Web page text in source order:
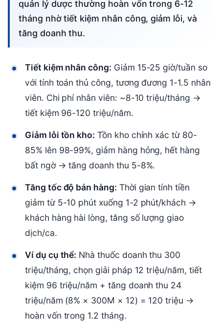
quản lý dược thường hoàn vốn trong 6-12
tháng nhờ tiết kiệm nhân công, giảm lỗi, và
tăng doanh thu.
Tiết kiệm nhân công: Giảm 15-25 giờ/tuần so
với tính toán thủ công, tương đương 1-1.5 nhân
viên. Chi phí nhân viên: ~8-10 triệu/tháng →
tiết kiệm 96-120 triệu/năm.
Giảm lỗi tồn kho: Tồn kho chính xác từ 80-
85% lên 98-99%, giảm hàng hỏng, hết hàng
bất ngờ → tăng doanh thu 5-8%.
Tăng tốc độ bán hàng: Thời gian tính tiền
giảm từ 5-10 phút xuống 1-2 phút/khách →
khách hàng hài lòng, tăng số lượng giao
dịch/ca.
Ví dụ cụ thể: Nhà thuốc doanh thu 300
triệu/tháng, chọn giải pháp 12 triệu/năm, tiết
kiệm 96 triệu/năm + tăng doanh thu 24
triệu/năm (8% × 300M × 12) = 120 triệu →
hoàn vốn trong 1.2 tháng.